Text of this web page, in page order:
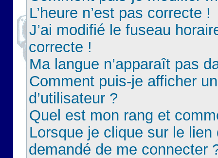
L’heure n’est pas correcte !
J’ai modifié le fuseau
correcte !
Ma langue n’apparaît pas
Comment puis-je afficher
d’utilisateur ?
Quel est mon rang et
Lorsque je clique sur le lien
demandé de me connecter